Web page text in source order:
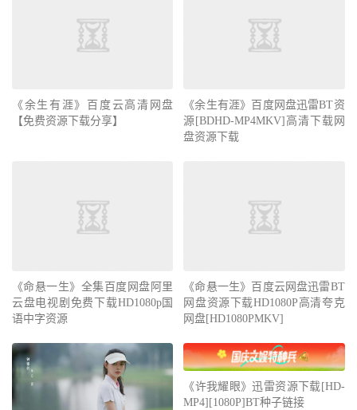
《余生有涯》百度云高清网盘
【免费资源下载分享】
《余生有涯》百度网盘迅雷BT资
源[BDHD-MP4MKV]高清下载网
盘资源下载
《命悬一生》全集百度网盘阿里
云盘电视剧免费下载HD1080p国
语中字资源
《命悬一生》百度云网盘迅雷BT
网盘资源下载HD1080P高清夸克
网盘[HD1080PMKV]
《许我耀眼》迅雷资源下载[HD-
MP4][1080P]BT种子链接